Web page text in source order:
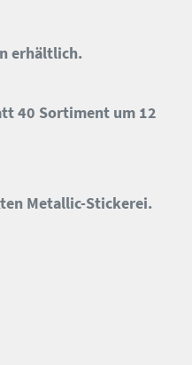
erhältlich.
40 Sortiment um 12
Metallic-Stickerei.